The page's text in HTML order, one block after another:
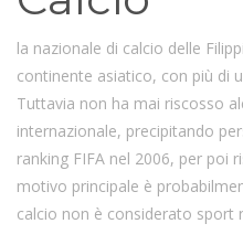
la nazionale di calcio delle
continente asiatico, con più di
Tuttavia non ha mai riscosso
internazionale, precipitando
ranking FIFA nel 2006, per poi
motivo principale è
calcio non è considerato sport